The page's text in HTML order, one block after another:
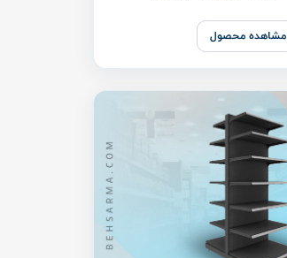
مشاهده محصول